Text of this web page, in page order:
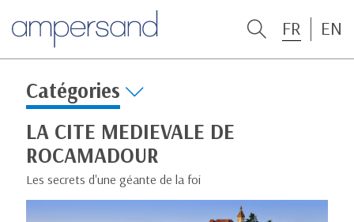
FR EN
Catégories
LA CITE MEDIEVALE DE
ROCAMADOUR
Les secrets d'une géante de la foi